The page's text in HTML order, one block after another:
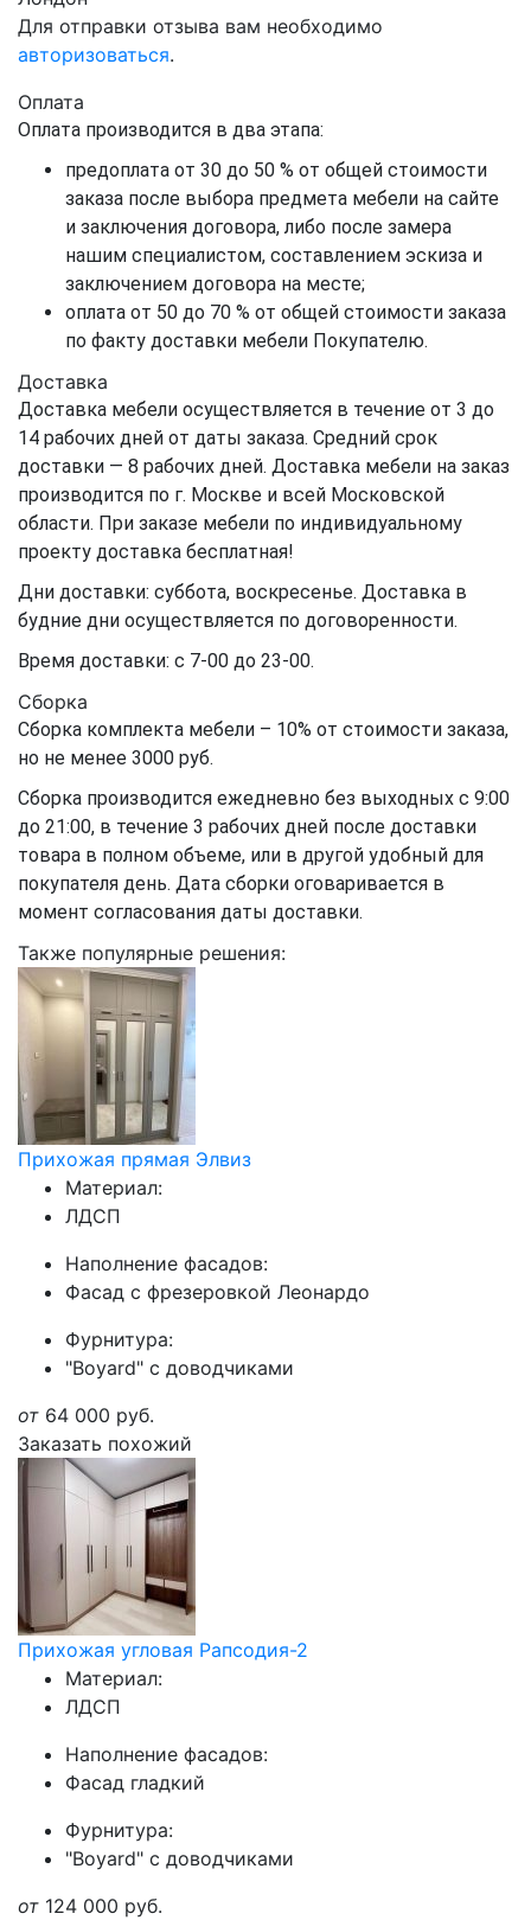
Для отправки отзыва вам необходимо
авторизоваться.
Оплата
Оплата производится в два этапа:
предоплата от 30 до 50 % от общей стоимости
заказа после выбора предмета мебели на сайте
и заключения договора, либо после замера
нашим специалистом, составлением эскиза и
заключением договора на месте;
оплата от 50 до 70 % от общей стоимости заказа
по факту доставки мебели Покупателю.
Доставка
Доставка мебели осуществляется в течение от 3 до
14 рабочих дней от даты заказа. Средний срок
доставки — 8 рабочих дней. Доставка мебели на заказ
производится по г. Москве и всей Московской
области. При заказе мебели по индивидуальному
проекту доставка бесплатная!
Дни доставки: суббота, воскресенье. Доставка в
будние дни осуществляется по договоренности.
Время доставки: с 7-00 до 23-00.
Сборка
Сборка комплекта мебели – 10% от стоимости заказа,
но не менее 3000 руб.
Сборка производится ежедневно без выходных с 9:00
до 21:00, в течение 3 рабочих дней после доставки
товара в полном объеме, или в другой удобный для
покупателя день. Дата сборки оговаривается в
момент согласования даты доставки.
Также популярные решения:
Прихожая прямая Элвиз
Материал:
ЛДСП
Наполнение фасадов:
Фасад с фрезеровкой Леонардо
Фурнитура:
"Boyard" с доводчиками
от 64 000 руб.
Заказать похожий
Прихожая угловая Рапсодия-2
Материал:
ЛДСП
Наполнение фасадов:
Фасад гладкий
Фурнитура:
"Boyard" с доводчиками
от 124 000 руб.